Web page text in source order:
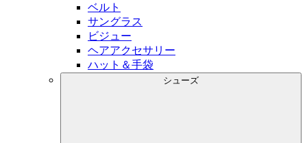
ベルト
サングラス
ビジュー
ヘアアクセサリー
ハット＆手袋
シューズ